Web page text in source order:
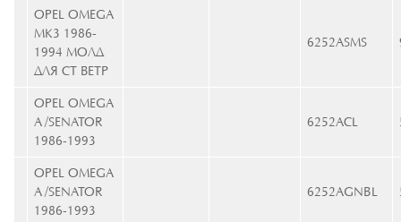
OPEL OMEGA
MK3 1986-
1994 МОЛД
ДЛЯ СТ ВЕТР
6252ASMS
OPEL OMEGA
A /SENATOR
1986-1993
6252ACL
OPEL OMEGA
A /SENATOR
1986-1993
6252AGNBL